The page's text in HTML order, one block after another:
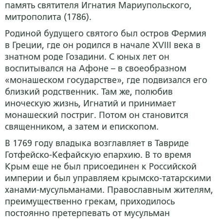
память святителя Игнатия Мариупольского,
митрополита (1786).
Родиной будущего святого был остров Фермия
в Греции, где он родился в начале XVIII века в
знатном роде Гозадини. С юных лет он
воспитывался на Афоне – в своеобразном
«монашеском государстве», где подвизался его
близкий родственник. Там же, полюбив
иноческую жизнь, Игнатий и принимает
монашеский постриг. Потом он становится
священником, а затем и епископом.
В 1769 году владыка возглавляет в Тавриде
Готфейско-Кефайскую епархию. В то время
Крым еще не был присоединен к Российской
империи и был управляем крымско-татарскими
ханами-мусульманами. Православным жителям,
преимущественно грекам, приходилось
постоянно претерпевать от мусульман